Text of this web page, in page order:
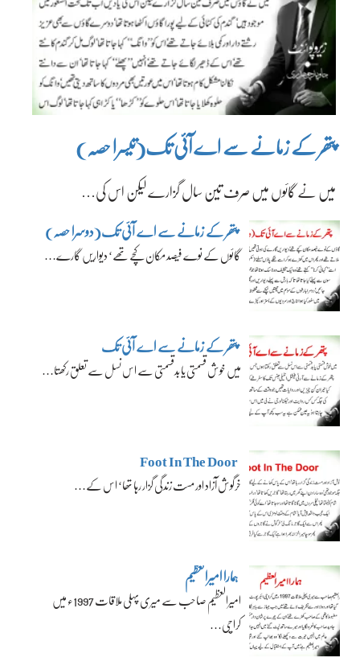
پتھر کے زمانے سے اے آئی تک(تیسرا حصہ)
میں نے گائوں میں صرف تین سال گزارے لیکن اس کی…
پتھر کے زمانے سے اے آئی تک(دوسرا حصہ)
گائوں کے نوے فیصد مکان کچے تھے‘ دیواریں گارے…
پتھر کے زمانے سے اے آئی تک
میں خوش قسمتی یا بدقسمتی سے اس نسل سے تعلق رکھتا…
Foot In The Door
خرگوش آزاد اور مست زندگی گزار رہا تھا‘ اس کے…
ہمارا امیرالعظیم
امیرالعظیم صاحب سے میری پہلی ملاقات 1997ء میں
کراچی…